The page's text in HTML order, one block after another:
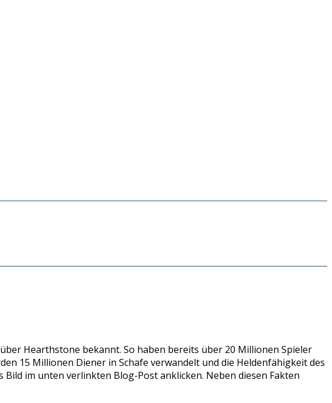
Hearthstone bekannt. So haben bereits über 20 Millionen Spieler
15 Millionen Diener in Schafe verwandelt und die Heldenfähigkeit des
im unten verlinkten Blog-Post anklicken. Neben diesen Fakten